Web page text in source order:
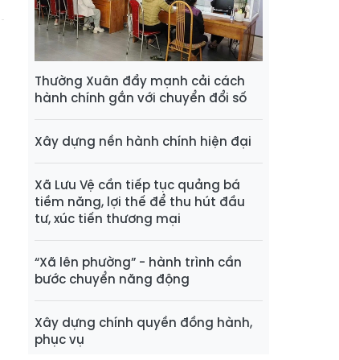
Thường Xuân đẩy mạnh cải cách
hành chính gắn với chuyển đổi số
Xây dựng nền hành chính hiện đại
Xã Lưu Vệ cần tiếp tục quảng bá
tiềm năng, lợi thế để thu hút đầu
tư, xúc tiến thương mại
“Xã lên phường” - hành trình cần
bước chuyển năng động
Xây dựng chính quyền đồng hành,
phục vụ